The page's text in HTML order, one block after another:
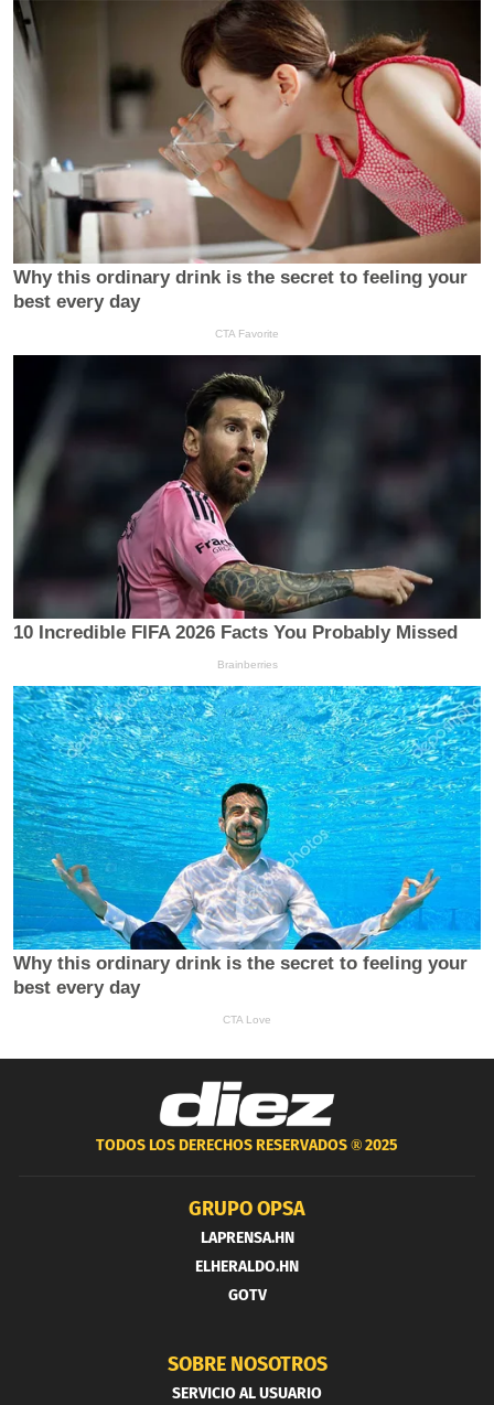
TODOS LOS DERECHOS RESERVADOS ®2025
GRUPO OPSA
LAPRENSA.HN
ELHERALDO.HN
GOTV
SOBRE NOSOTROS
SERVICIO AL USUARIO